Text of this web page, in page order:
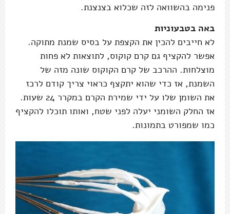
פנימה בהשוואה לזה שכלוא בצנצנת.
באה בטבעוניות
לא חייבים להכין את הקצפת על בסיס שמנת מתוקה.
אפשר להקציף גם קרם קוקוס, לתוצאות לא פחות
מוצלחות. ההרכב של קרם הקוקוס שונה מזה של
השמנת, אז כדי שהוא יתקצף כראוי צריך קודם לרכז
את השומן שלו על ידי שמירת הקרם במקרר 24 שעות.
אז החלק השומני יעלה לפני שטח, ואותו תוכלו להקציף
כמו שמפורט בתמונות.